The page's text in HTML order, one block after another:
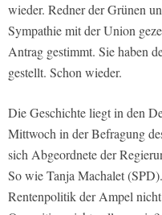
wieder. Redner der Grünen
Sympathie mit der Union
Antrag gestimmt. Sie haben
gestellt. Schon wieder.
Die Geschichte liegt in den
Mittwoch in der Befragung
sich Abgeordnete der
So wie Tanja Machalet
Rentenpolitik der Ampel